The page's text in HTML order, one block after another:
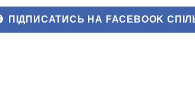
ПІДПИСАТИСЬ НА FACEBOOK